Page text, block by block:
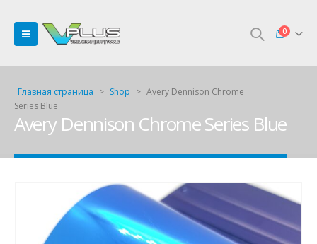
0
Главная страница > Shop > Avery Dennison Chrome
Series Blue
Avery Dennison Chrome Series Blue